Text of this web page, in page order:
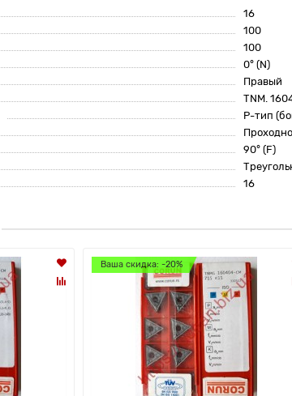
16
100
100
0° (N)
Правый
TNM.
P-тип
90° (F)
16
Ваша скидка: -20%